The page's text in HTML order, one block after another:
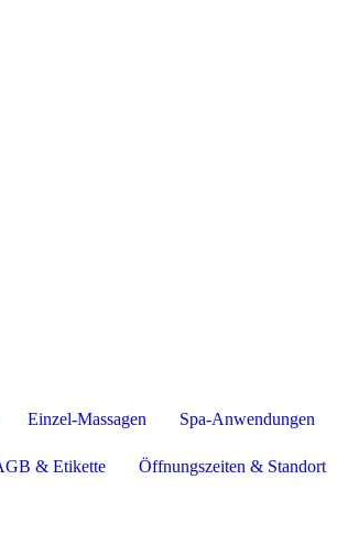
Einzel-Massagen Spa-Anwendungen
& Etikette Öffnungszeiten & Standort